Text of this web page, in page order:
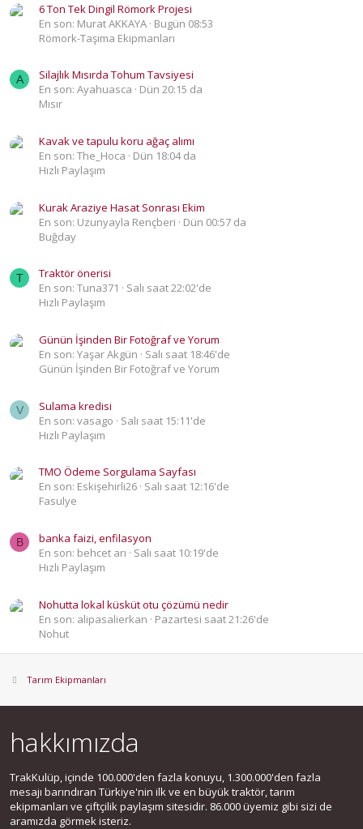
6 Ton Tek Dingil Römork Projesi
En son: Murat AKKAYA Bugün 08:53
Römork-Taşıma Ekipmanları
A
Silajlık Mısırda Tohum Tavsiyesi
En son: Ayahuasca
Dün 20:15 da
Mısır
Kavak ve tapulu koru ağaç alımı
En son: The_Hoca
Dün 18:04 da
Hızlı Paylaşım
Kurak Araziye Hasat Sonrası Ekim
En son: Uzunyayla Rençberi
Dün 00:57 da
Buğday
T
Traktör önerisi
En son: Tuna371
Salı saat 22:02'de
Hızlı Paylaşım
Günün İşinden Bir Fotoğraf ve Yorum
En son: Yaşar Akgün
Salı saat 18:46'de
Günün İşinden Bir Fotoğraf ve Yorum
V
Sulama kredisi
En son: vasago
Salı saat 15:11'de
Hızlı Paylaşım
TMO Ödeme Sorgulama Sayfası
En son: Eskişehirli26 Salı saat 12:16'de
Fasulye
B
banka faizi, enfilasyon
En son: behcet arı
Salı saat 10:19'de
Hızlı Paylaşım
Nohutta lokal küsküt otu çözümü nedir
En son: alipasalierkan
Pazartesi saat 21:26'de
Nohut
Tarım Ekipmanları
hakkımızda
TrakKulüp, içinde 100.000'den fazla konuyu, 1.300.000'den fazla
mesajı barındıran Türkiye'nin ilk ve en büyük traktör, tarım
ekipmanları ve çiftçilik paylaşım sitesidir. 86.000 üyemiz gibi sizi de
aramızda görmek isteriz.